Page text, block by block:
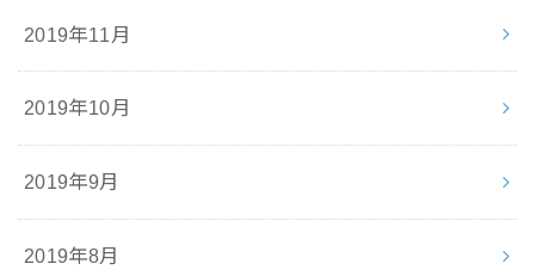
2019年11月
2019年10月
2019年9月
2019年8月